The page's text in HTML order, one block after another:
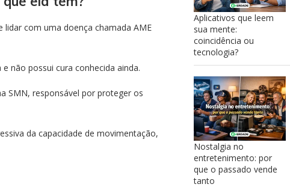
lidar com uma doença chamada AME
não possui cura conhecida ainda.
SMN, responsável por proteger os
da capacidade de movimentação,
Aplicativos que leem
sua mente:
coincidência ou
tecnologia?
Nostalgia no
entretenimento: por
que o passado vende
tanto